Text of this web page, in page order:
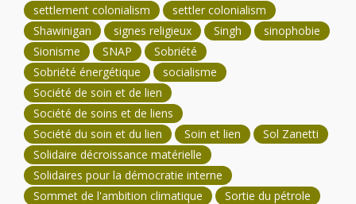
settlement colonialism
settler colonialism
Shawinigan
signes religieux Singh
sinophobie
Sionisme
SNAP
Sobriété
Sobriété énergétique
socialisme
Société de soin et de lien
Société de soins et de liens
Société du soin et du lien
Soin et lien
Sol Zanetti
Solidaire décroissance matérielle
Solidaires pour la démocratie interne
Sommet de l'ambition climatique
Sortie du pétrole